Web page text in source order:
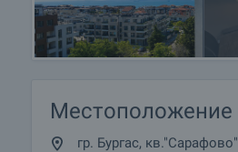
Местоположение
гр. Бургас, кв."Сарафово"